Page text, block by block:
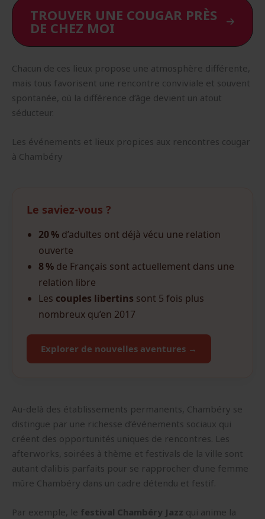
TROUVER UNE COUGAR PRÈS
DE CHEZ MOI
Chacun de ces lieux propose une atmosphère différente,
mais tous favorisent une rencontre conviviale et souvent
spontanée, où la différence d’âge devient un atout
séducteur.
Les événements et lieux propices aux rencontres cougar
à Chambéry
Le saviez-vous ?
20 % d’adultes ont déjà vécu une relation
ouverte
8 % de Français sont actuellement dans une
relation libre
Les couples libertins sont 5 fois plus
nombreux qu’en 2017
Explorer de nouvelles aventures →
Au-delà des établissements permanents, Chambéry se
distingue par une richesse d’événements sociaux qui
créent des opportunités uniques de rencontres. Les
afterworks, soirées à thème et festivals de la ville sont
autant d’alibis parfaits pour se rapprocher d’une femme
mûre Chambéry dans un cadre détendu et festif.
Par exemple, le festival Chambéry Jazz qui anime la